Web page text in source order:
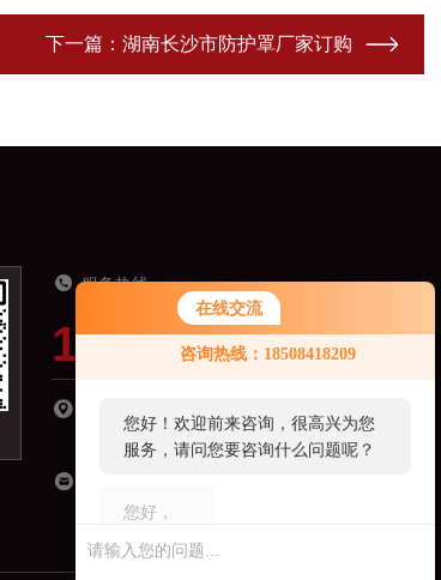
在线交流
咨询热线：18508418209
您好！欢迎前来咨询，很高兴为您
服务，请问您要咨询什么问题呢？
您好，看您停留很久了，是否找到
了需求产品，您可以直接在线与我
下一篇： 湖南长沙市防护罩厂家订购
服务热线
19918821321
区C区-09栋301室